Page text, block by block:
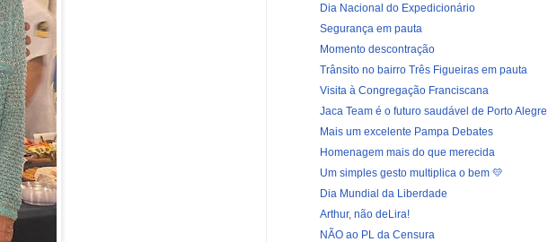
Dia Nacional do Expedicionário
Segurança em pauta
Momento descontração
Trânsito no bairro Três Figueiras em pauta
Visita à Congregação Franciscana
Jaca Team é o futuro saudável de Porto Alegre
Mais um excelente Pampa Debates
Homenagem mais do que merecida
Um simples gesto multiplica o bem 💛
Dia Mundial da Liberdade
Arthur, não deLira!
NÃO ao PL da Censura